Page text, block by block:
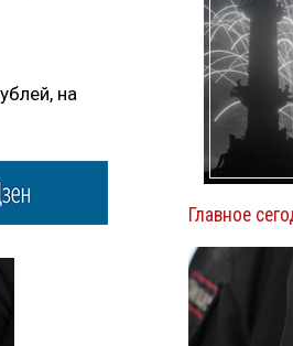
на
Главное